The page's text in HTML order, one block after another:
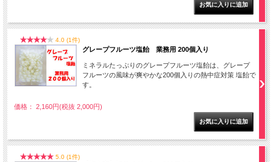
4.0 (1件)
グレープフルーツ塩飴 業務用 200個入り
ミネラルたっぷりのグレープフルーツ塩飴は、グレープ
フルーツの風味が爽やかな200個入りの熱中症対策 塩飴で
す。
価格： 2,160円(税抜 2,000円)
5.0 (1件)